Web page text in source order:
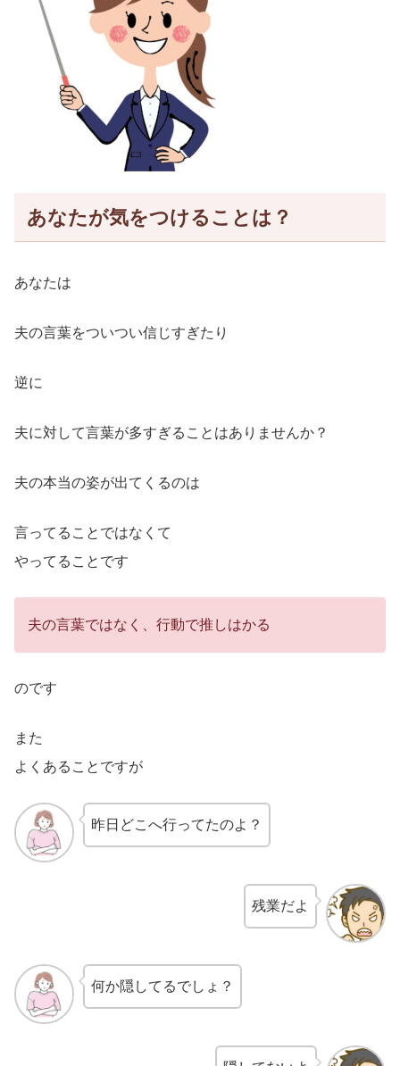
あなたが気をつけることは？
あなたは
夫の言葉をついつい信じすぎたり
逆に
夫に対して言葉が多すぎることはありませんか？
夫の本当の姿が出てくるのは
言ってることではなくて
やってることです
夫の言葉ではなく、行動で推しはかる
のです
また
よくあることですが
昨日どこへ行ってたのよ？
残業だよ
何か隠してるでしょ？